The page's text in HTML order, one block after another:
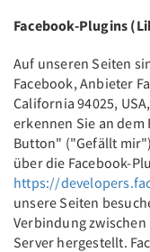
Facebook-Plugins
Auf unseren Seiten
Facebook, Anbieter
California 94025,
erkennen Sie an
Button" ("Gefällt
über die Facebook-
https://
unsere Seiten
Verbindung
Server hergestellt.